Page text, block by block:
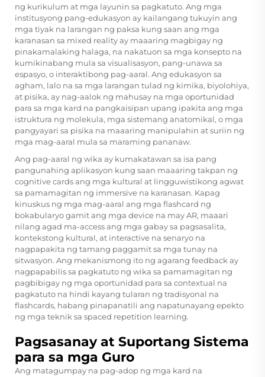
ng kurikulum at mga layunin sa pagkatuto. Ang mga
institusyong pang-edukasyon ay kailangang tukuyin ang
mga tiyak na larangan ng paksa kung saan ang mga
karanasan sa mixed reality ay maaaring magbigay ng
pinakamalaking halaga, na nakatuon sa mga konsepto na
kumikinabang mula sa visualisasyon, pang-unawa sa
espasyo, o interaktibong pag-aaral. Ang edukasyon sa
agham, lalo na sa mga larangan tulad ng kimika, biyolohiya,
at pisika, ay nag-aalok ng mahusay na mga oportunidad
para sa mga kard na pangkaisipan upang ipakita ang mga
istruktura ng molekula, mga sistemang anatomikal, o mga
pangyayari sa pisika na maaaring manipulahin at suriin ng
mga mag-aaral mula sa maraming pananaw.
Ang pag-aaral ng wika ay kumakatawan sa isa pang
pangunahing aplikasyon kung saan maaaring takpan ng
cognitive cards ang mga kultural at lingguwistikong agwat
sa pamamagitan ng immersive na karanasan. Kapag
kinuskus ng mga mag-aaral ang mga flashcard ng
bokabularyo gamit ang mga device na may AR, maaari
nilang agad ma-access ang mga gabay sa pagsasalita,
kontekstong kultural, at interactive na senaryo na
nagpapakita ng tamang paggamit sa mga tunay na
sitwasyon. Ang mekanismong ito ng agarang feedback ay
nagpapabilis sa pagkatuto ng wika sa pamamagitan ng
pagbibigay ng mga oportunidad para sa contextual na
pagkatuto na hindi kayang tularan ng tradisyonal na
flashcards, habang pinapanatili ang napatunayang epekto
ng mga teknik sa spaced repetition learning.
Pagsasanay at Suportang Sistema
para sa mga Guro
Ang matagumpay na pag-adop ng mga kard na